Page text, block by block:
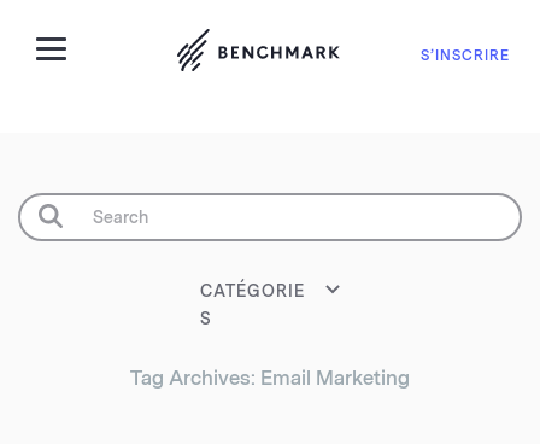
S’INSCRIRE
CATÉGORIE
S
Tag Archives: Email Marketing